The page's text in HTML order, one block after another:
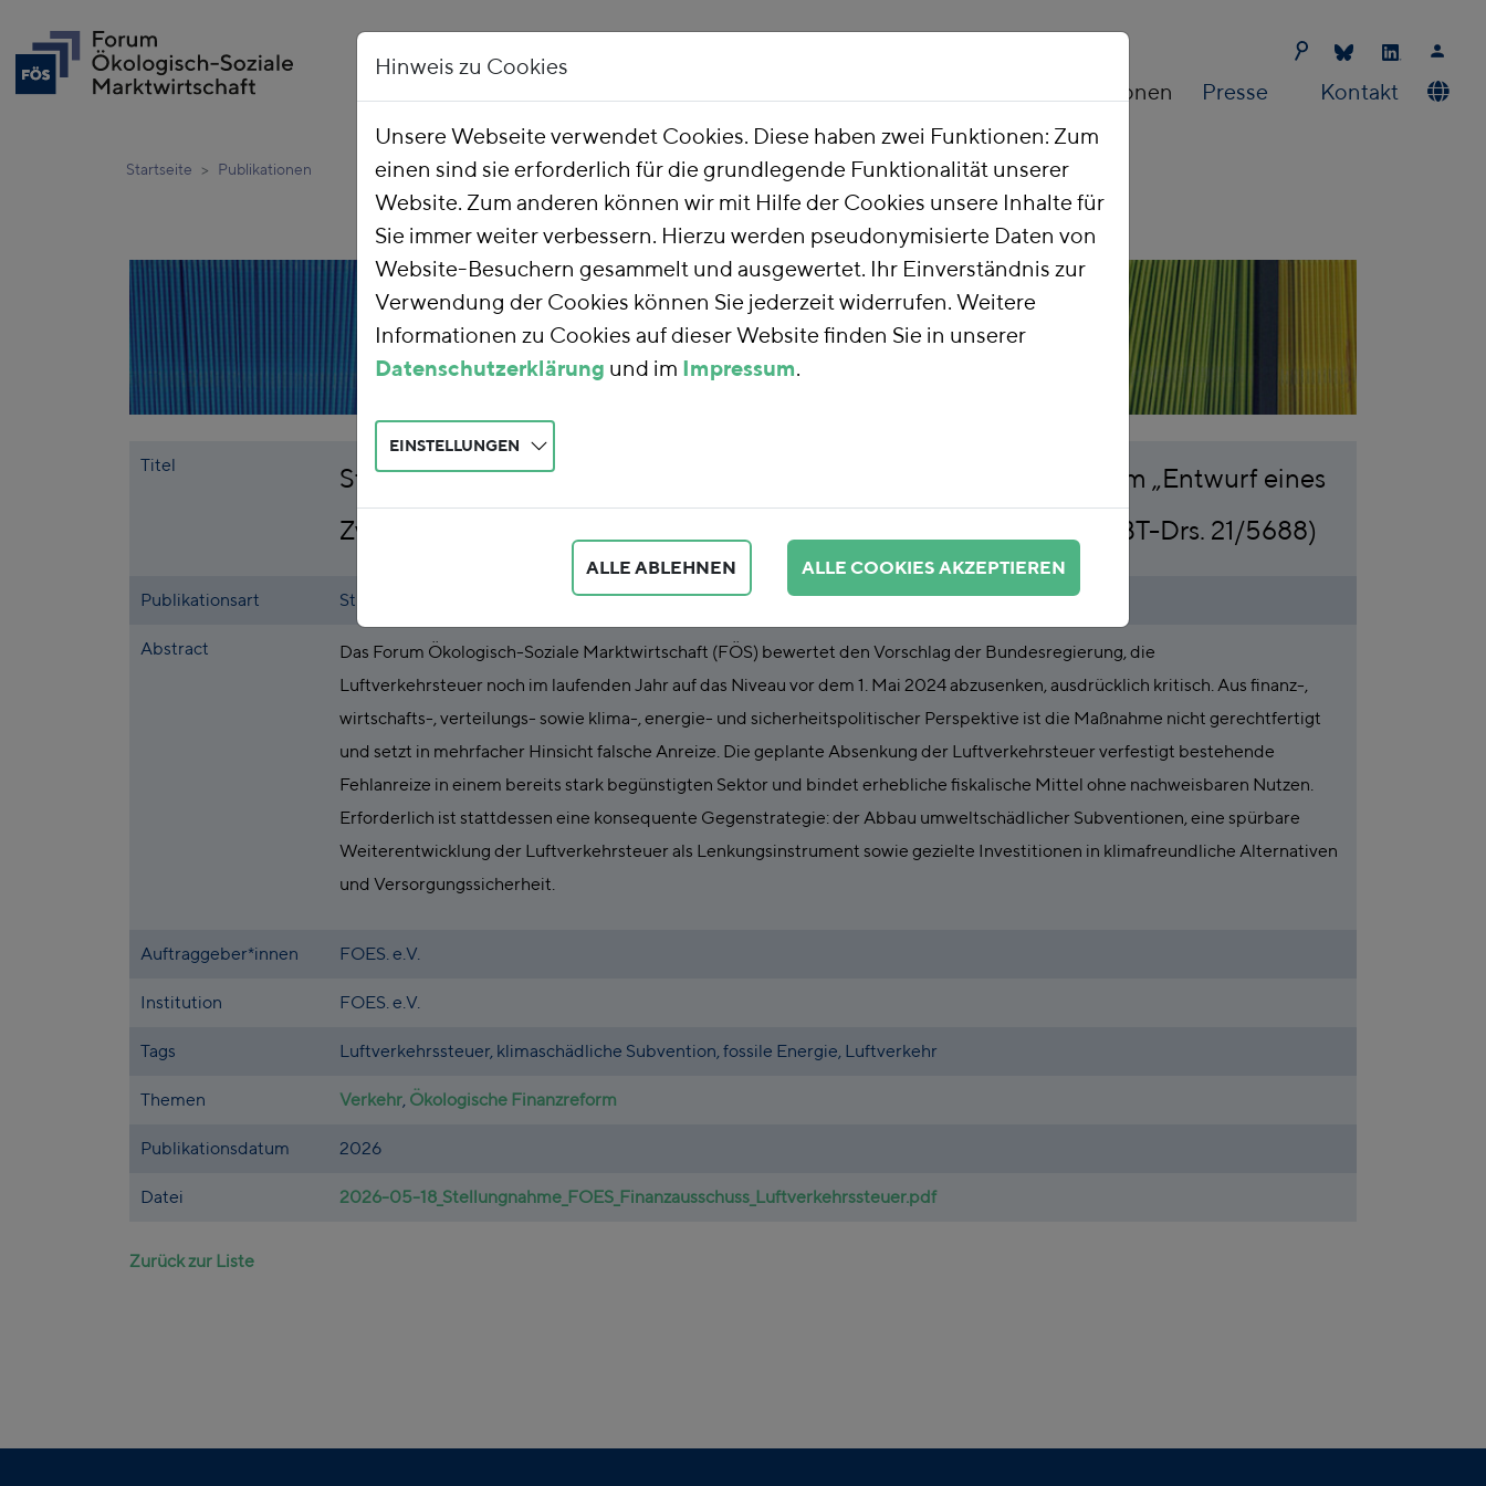
Publikationen Presse Kontakt
Startseite Publikationen
Titel
Stellungnahme des Forums Ökologisch-Soziale Marktwirtschaft zum „Entwurf eines
Zweiten Gesetzes zur Änderung des Luftverkehrssteuergesetzes“ (BT-Drs. 21/5688)
Publikationsart Studie
Abstract
Das Forum Ökologisch-Soziale Marktwirtschaft (FÖS) bewertet den Vorschlag der Bundesregierung, die
Luftverkehrsteuer noch im laufenden Jahr auf das Niveau vor dem 1. Mai 2024 abzusenken, ausdrücklich kritisch. Aus finanz-,
wirtschafts-, verteilungs- sowie klima-, energie- und sicherheitspolitischer Perspektive ist die Maßnahme nicht gerechtfertigt
und setzt in mehrfacher Hinsicht falsche Anreize. Die geplante Absenkung der Luftverkehrsteuer verfestigt bestehende
Fehlanreize in einem bereits stark begünstigten Sektor und bindet erhebliche fiskalische Mittel ohne nachweisbaren Nutzen.
Erforderlich ist stattdessen eine konsequente Gegenstrategie: der Abbau umweltschädlicher Subventionen, eine spürbare
Weiterentwicklung der Luftverkehrsteuer als Lenkungsinstrument sowie gezielte Investitionen in klimafreundliche Alternativen
und Versorgungssicherheit.
Auftraggeber*innen FOES. e.V.
Institution FOES. e.V.
Tags Luftverkehrssteuer, klimaschädliche Subvention, fossile Energie, Luftverkehr
Themen Verkehr Ökologische Finanzreform
Publikationsdatum 2026
Datei 2026-05-18_Stellungnahme_FOES_Finanzausschuss_Luftverkehrssteuer.pdf
Zurück zur Liste
Hinweis zu Cookies
Unsere Webseite verwendet Cookies. Diese haben zwei Funktionen: Zum
einen sind sie erforderlich für die grundlegende Funktionalität unserer
Website. Zum anderen können wir mit Hilfe der Cookies unsere Inhalte für
Sie immer weiter verbessern. Hierzu werden pseudonymisierte Daten von
Website-Besuchern gesammelt und ausgewertet. Ihr Einverständnis zur
Verwendung der Cookies können Sie jederzeit widerrufen. Weitere
Informationen zu Cookies auf dieser Website finden Sie in unserer
Datenschutzerklärung und im Impressum.
EINSTELLUNGEN
ALLE ABLEHNEN ALLE COOKIES AKZEPTIEREN